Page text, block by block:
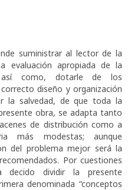
suministrar al lector de la
evaluación apropiada de la
como, dotarle de los
diseño y organización
la salvedad, de que toda la
obra, se adapta tanto
de distribución como a
más modestas; aunque
del problema mejor será la
Por cuestiones
decido dividir la presente
denominada “conceptos